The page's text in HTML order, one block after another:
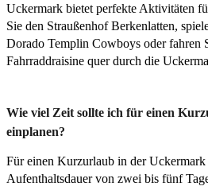
Uckermark bietet perfekte Aktivitäten
Sie den Straußenhof Berkenlatten,
Dorado Templin Cowboys oder fahren
Fahrraddraisine quer durch die
Wie viel Zeit sollte ich für einen
einplanen?
Für einen Kurzurlaub in der
Aufenthaltsdauer von zwei bis fünf